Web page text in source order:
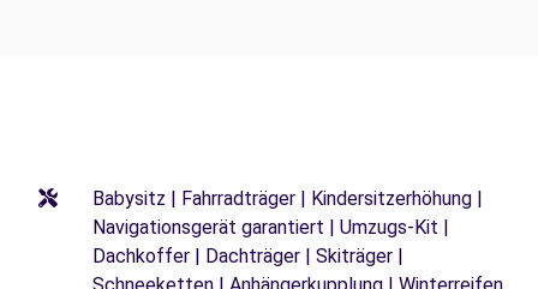
Babysitz | Fahrradträger | Kindersitzerhöhung |
Navigationsgerät garantiert | Umzugs-Kit |
Dachkoffer | Dachträger | Skiträger |